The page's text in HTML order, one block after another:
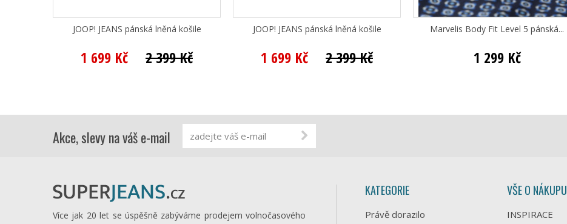
JOOP! JEANS pánská lněná košile
1 699 Kč 2 399 Kč
JOOP! JEANS pánská lněná košile
1 699 Kč 2 399 Kč
Marvelis Body Fit Level 5 pánská...
1 299 Kč
Akce, slevy na váš e-mail
Více jak 20 let se úspěšně zabýváme prodejem volnočasového
KATEGORIE
Právě dorazilo
VŠE O NÁKUPU
INSPIRACE